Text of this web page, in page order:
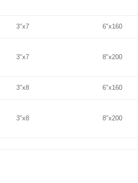
3″x7 6″x160
3″x7 8″x200
3″x8 6″x160
3″x8 8″x200